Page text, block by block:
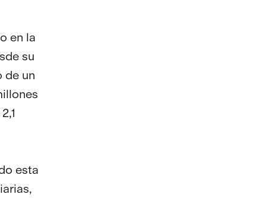
en la
su
de un
esta